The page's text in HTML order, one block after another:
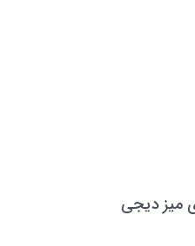
میز دیجی